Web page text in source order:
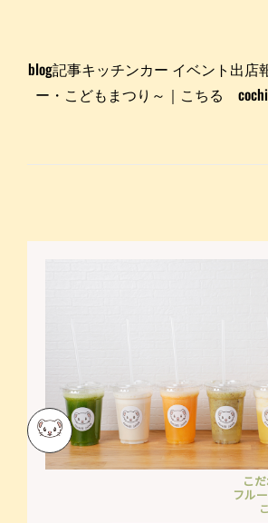
blog記事キッチンカー イベント出店
ー・こどもまつり～｜こちる
こ
フル